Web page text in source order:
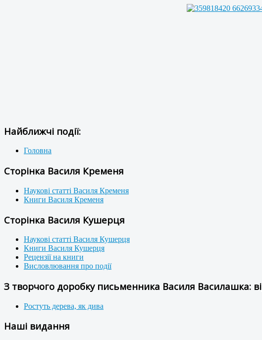
Найближчі події:
Головна
Сторінка Василя Кременя
Наукові статті Василя Кременя
Книги Василя Кременя
Сторінка Василя Кушерця
Наукові статті Василя Кушерця
Книги Василя Кушерця
Рецензії на книги
Висловлювання про події
З творчого доробку письменника Василя Василашка:
Ростуть дерева, як дива
Наші видання